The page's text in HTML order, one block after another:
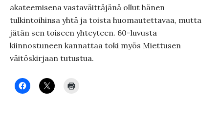
akateemisena vastaväittäjänä ollut hänen
tulkintoihinsa yhtä ja toista huomautettavaa, mutta
jätän sen toiseen yhteyteen. 60-luvusta
kiinnostuneen kannattaa toki myös Miettusen
väitöskirjaan tutustua.